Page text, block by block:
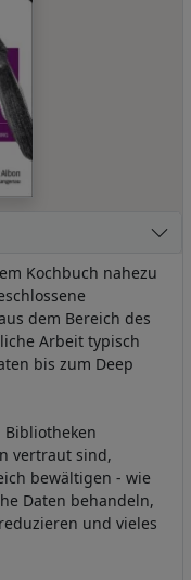
Kochbuch nahezu
dem Bereich des
Arbeit typisch
bis zum Deep
Bibliotheken
vertraut sind,
bewältigen - wie
Daten behandeln,
und vieles